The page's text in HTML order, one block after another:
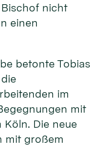
nicht
einen
betonte Tobias
im
mit
Die neue
mit großem